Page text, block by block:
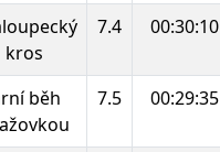
kros
7.4 00:30:10
běh
7.5 00:29:35